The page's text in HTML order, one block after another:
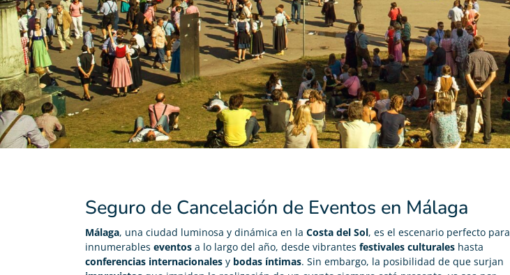
Seguro de Cancelación de Eventos en Málaga
Málaga, una ciudad luminosa y dinámica en la Costa del Sol, es el escenario perfecto para
innumerables eventos a lo largo del año, desde vibrantes festivales culturales hasta
conferencias internacionales y bodas íntimas. Sin embargo, la posibilidad de que surjan